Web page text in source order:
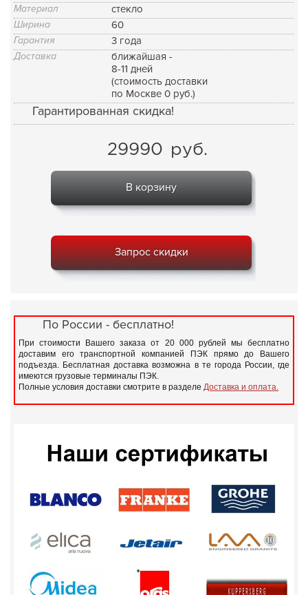
Материал стекло
Ширина 60
Гарантия 3 года
Доставка
ближайшая -
8-11 дней
(стоимость доставки
по Москве 0 руб.)
Гарантированная скидка!
29990 руб.
В корзину
Запрос скидки
По России - бесплатно!
При стоимости Вашего заказа от 20 000 рублей мы бесплатно
доставим его транспортной компанией ПЭК прямо до Вашего
подъезда. Бесплатная доставка возможна в те города России, где
имеются грузовые терминалы ПЭК.
Полные условия доставки смотрите в разделе Доставка и оплата.